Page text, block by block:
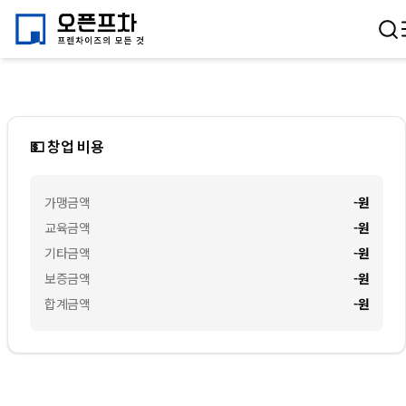
💵 창업 비용
가맹금액
교육금액
기타금액
보증금액
합계금액
-원
-원
-원
-원
-원